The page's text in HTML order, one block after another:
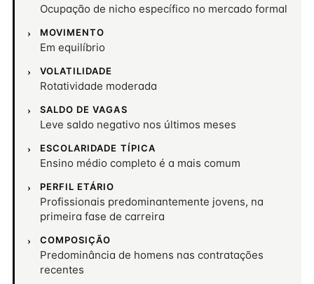
Ocupação de nicho específico no mercado formal
MOVIMENTO
Em equilíbrio
VOLATILIDADE
Rotatividade moderada
SALDO DE VAGAS
Leve saldo negativo nos últimos meses
ESCOLARIDADE TÍPICA
Ensino médio completo é a mais comum
PERFIL ETÁRIO
Profissionais predominantemente jovens, na
primeira fase de carreira
COMPOSIÇÃO
Predominância de homens nas contratações
recentes